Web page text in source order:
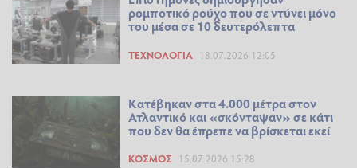
ρομποτικό ρούχο που σε ντύνει μόνο
του μέσα σε 10 δευτερόλεπτα
ΤΕΧΝΟΛΟΓΊΑ 18.07.2026 12:05
Kατέβηκαν στα 4.000 μέτρα στον
Ατλαντικό και «σκόνταψαν» σε κάτι
που δεν θα έπρεπε να βρίσκεται εκεί
ΚΌΣΜΟΣ 15.07.2026 15:28